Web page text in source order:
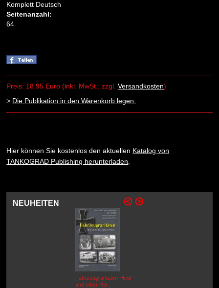
Komplett Deutsch
Seitenanzahl:
64
Preis: 18.95 Euro (inkl. MwSt., zzgl.Versandkosten)
> Die Publikation in den Warenkorb legen.
Hier können Sie kostenlos den aktuellen Katalog von
TANKOGRAD Publishing herunterladen
NEUHEITEN
Fahrzeugraritäten 'Hedi' -
and other Rar...